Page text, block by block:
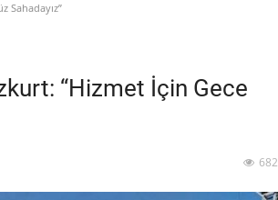
Sahadayız”
“Hizmet İçin Gece
682